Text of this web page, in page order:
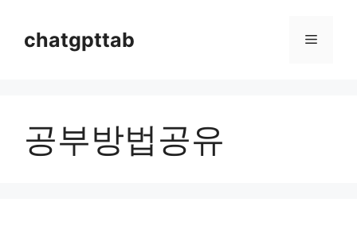
chatgpttab 메
공부방법공유